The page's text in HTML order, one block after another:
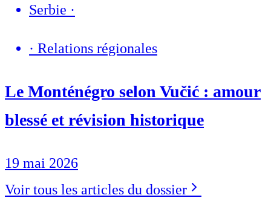
Serbie ·
· Relations régionales
Le Monténégro selon Vučić : amour
blessé et révision historique
19 mai 2026
Voir tous les articles du dossier